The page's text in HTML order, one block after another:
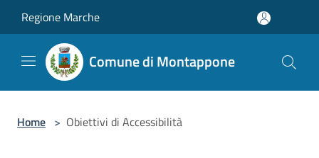
Regione Marche
Comune di Montappone
Home > Obiettivi di Accessibilità